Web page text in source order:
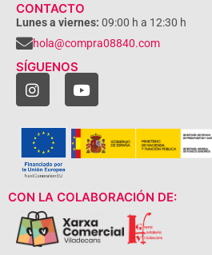
CONTACTO
Lunes a viernes: 09:00 h a 12:30 h
hola@compra08840.com
SÍGUENOS
CON LA COLABORACIÓN DE: